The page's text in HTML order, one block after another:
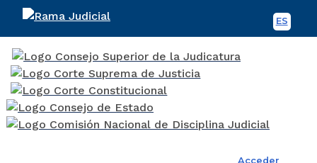
ES
Acceder